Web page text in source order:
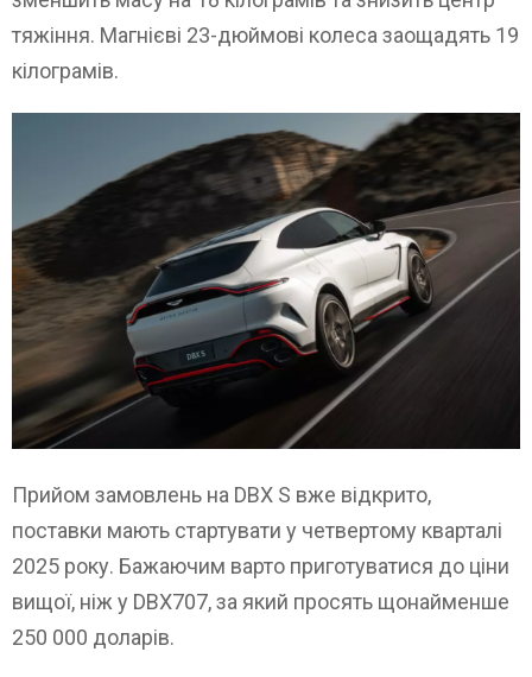
тяжіння. Магнієві 23-дюймові колеса заощадять 19
кілограмів.
Прийом замовлень на DBX S вже відкрито,
поставки мають стартувати у четвертому кварталі
2025 року. Бажаючим варто приготуватися до ціни
вищої, ніж у DBX707, за який просять щонайменше
250 000 доларів.